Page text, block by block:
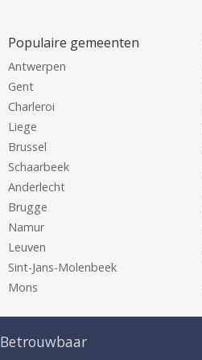
Populaire gemeenten
Antwerpen
Gent
Charleroi
Liege
Brussel
Schaarbeek
Anderlecht
Brugge
Namur
Leuven
Sint-Jans-Molenbeek
Mons
Betrouwbaar